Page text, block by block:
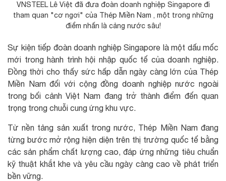
VNSTEEL Lê Việt đã đưa đoàn doanh nghiệp Singapore đi
tham quan "cơ ngơi" của Thép Miền Nam , một trong những
điểm nhấn là cảng nước sâu!
Sự kiện tiếp đoàn doanh nghiệp Singapore là một dấu mốc
mới trong hành trình hội nhập quốc tế của doanh nghiệp.
Đồng thời cho thấy sức hấp dẫn ngày càng lớn của Thép
Miền Nam đối với cộng đồng doanh nghiệp nước ngoài
trong bối cảnh Việt Nam đang trở thành điểm đến quan
trọng trong chuỗi cung ứng khu vực.
Từ nền tảng sản xuất trong nước, Thép Miền Nam đang
từng bước mở rộng hiện diện trên thị trường quốc tế bằng
các sản phẩm chất lượng cao, đáp ứng những tiêu chuẩn
kỹ thuật khắt khe và yêu cầu ngày càng cao về phát triển
bền vững.